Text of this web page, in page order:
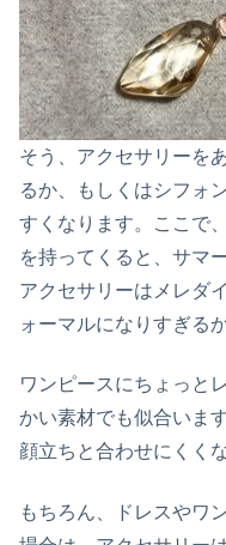
そう、アクセサリーを
るか、もしくはシフォ
すくなります。ここで
を持ってくると、サマ
アクセサリーはメレダ
ォーマルになりすぎる
ワンピースにちょっと
かい素材でも似合いま
顔立ちと合わせにくく
もちろん、ドレスやワ